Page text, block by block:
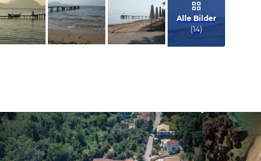
Bild melden
von Peter
Alle Bilder
(14)